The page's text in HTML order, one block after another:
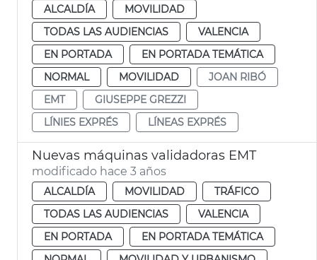
ALCALDÍA
MOVILIDAD
TODAS LAS AUDIENCIAS
VALENCIA
EN PORTADA
EN PORTADA TEMÁTICA
NORMAL
MOVILIDAD
JOAN RIBÓ
EMT
GIUSEPPE GREZZI
LÍNIES EXPRÉS
LÍNEAS EXPRÉS
Nuevas máquinas validadoras EMT
modificado hace 3 años
ALCALDÍA MOVILIDAD
TRÁFICO
TODAS LAS AUDIENCIAS
VALENCIA
EN PORTADA
EN PORTADA TEMÁTICA